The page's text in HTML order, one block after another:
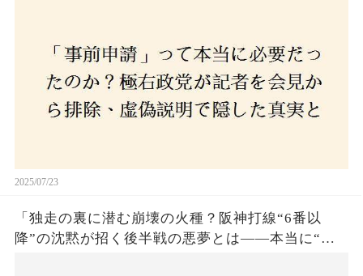
2025/07/23
「独走の裏に潜む崩壊の火種？阪神打線“6番以
降”の沈黙が招く後半戦の悪夢とは——本当に“強